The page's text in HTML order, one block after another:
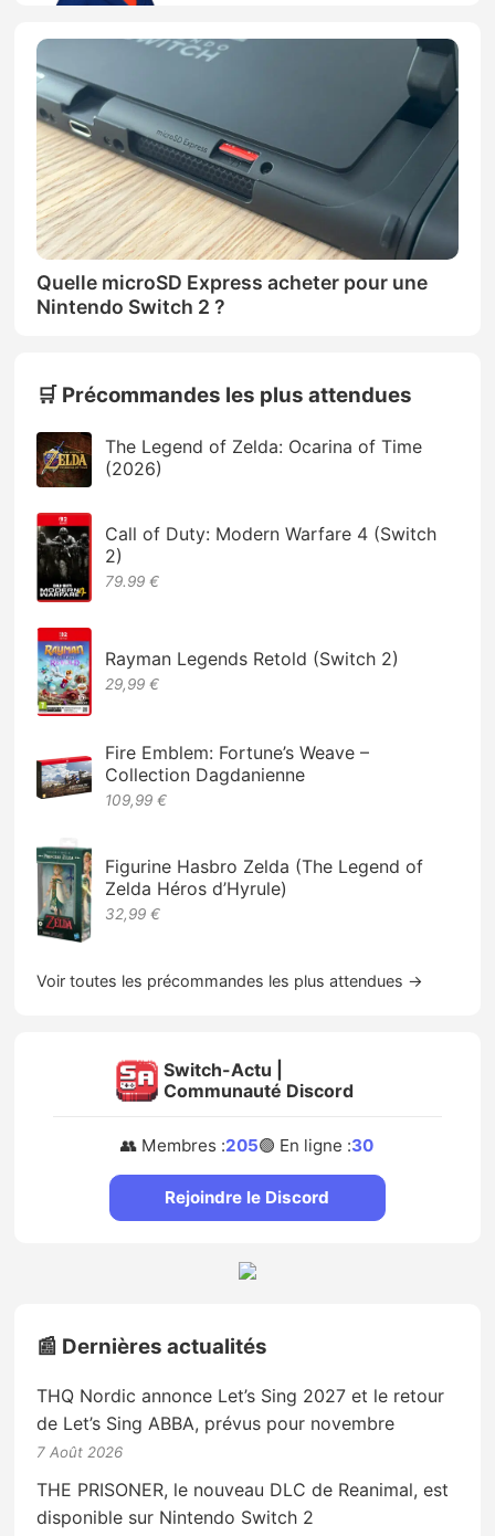
Quelle microSD Express acheter pour une
Nintendo Switch 2 ?
🛒 Précommandes les plus attendues
The Legend of Zelda: Ocarina of Time
(2026)
Call of Duty: Modern Warfare 4 (Switch
2)
79.99 €
Rayman Legends Retold (Switch 2)
29,99 €
Fire Emblem: Fortune’s Weave –
Collection Dagdanienne
109,99 €
Figurine Hasbro Zelda (The Legend of
Zelda Héros d’Hyrule)
32,99 €
Voir toutes les précommandes les plus attendues →
Switch-Actu |
Communauté Discord
👥 Membres :205🟢 En ligne :30
Rejoindre le Discord
📰 Dernières actualités
THQ Nordic annonce Let’s Sing 2027 et le retour
de Let’s Sing ABBA, prévus pour novembre
7 Août 2026
THE PRISONER, le nouveau DLC de Reanimal, est
disponible sur Nintendo Switch 2